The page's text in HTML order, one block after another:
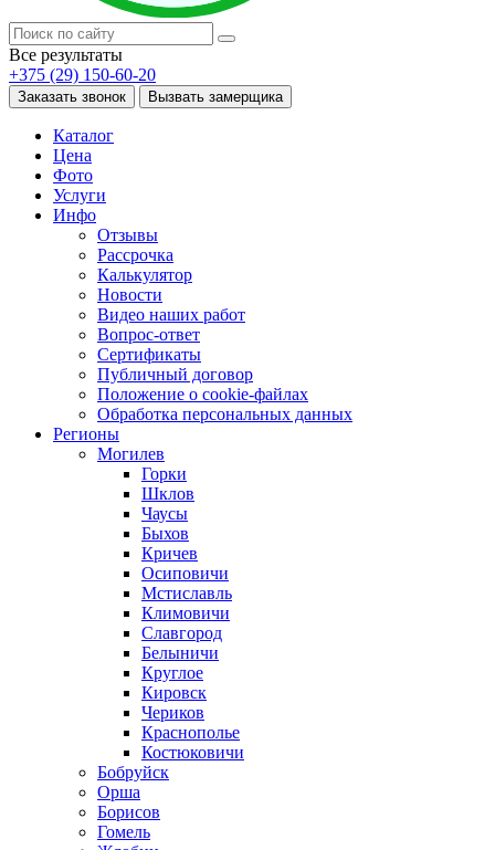
Все результаты
+375 (29) 150-60-20
Заказать звонок Вызвать замерщика
Каталог
Цена
Фото
Услуги
Инфо
Отзывы
Рассрочка
Калькулятор
Новости
Видео наших работ
Вопрос-ответ
Сертификаты
Публичный договор
Положение о cookie-файлах
Обработка персональных данных
Регионы
Могилев
Горки
Шклов
Чаусы
Быхов
Кричев
Осиповичи
Мстиславль
Климовичи
Славгород
Белыничи
Круглое
Кировск
Чериков
Краснополье
Костюковичи
Бобруйск
Орша
Борисов
Гомель